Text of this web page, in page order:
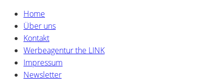
Home
Über uns
Kontakt
Werbeagentur the LINK
Impressum
Newsletter